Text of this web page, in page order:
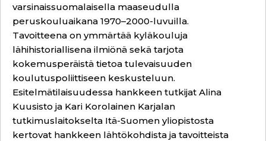
varsinaissuomalaisella maaseudulla
peruskouluaikana 1970–2000-luvuilla.
Tavoitteena on ymmärtää kyläkouluja
lähihistoriallisena ilmiönä sekä tarjota
kokemusperäistä tietoa tulevaisuuden
koulutuspoliittiseen keskusteluun.
Esitelmätilaisuudessa hankkeen tutkijat Alina
Kuusisto ja Kari Korolainen Karjalan
tutkimuslaitokselta Itä-Suomen yliopistosta
kertovat hankkeen lähtökohdista ja tavoitteista